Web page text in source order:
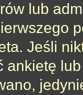
lub
Jeśli
ankietę